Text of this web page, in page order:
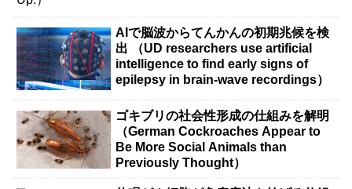
AIで脳波からてんかんの初期兆候を検
出 （UD researchers use artificial
intelligence to find early signs of
epilepsy in brain-wave recordings）
ゴキブリの社会性形成の仕組みを解明
（German Cockroaches Appear to
Be More Social Animals than
Previously Thought）